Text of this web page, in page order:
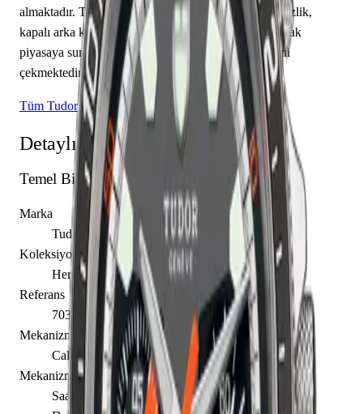
almaktadır. Teknik detaylarında 150.00 m su geçirmezlik,
kapalı arka kapak öne çıkmaktadır. Sınırlı üretim olarak
piyasaya sunulan bu model, koleksiyonerlerin ilgisini
çekmektedir.
Tüm Tudor Modelleri
Detaylı Teknik Özellikler
Temel Bilgiler
Marka
Tudor
Koleksiyon
Heritage
Referans
70330N-0004
Mekanizma Adı
Caliber 2892-2054
Mekanizma Açıklaması
Saat